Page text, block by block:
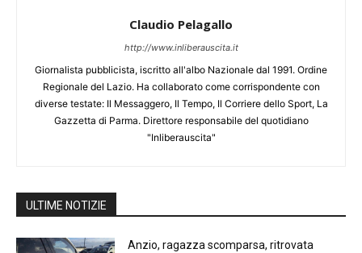
Claudio Pelagallo
http://www.inliberauscita.it
Giornalista pubblicista, iscritto all'albo Nazionale dal 1991. Ordine
Regionale del Lazio. Ha collaborato come corrispondente con
diverse testate: Il Messaggero, Il Tempo, Il Corriere dello Sport, La
Gazzetta di Parma. Direttore responsabile del quotidiano
"Inliberauscita"
ULTIME NOTIZIE
Anzio, ragazza scomparsa, ritrovata